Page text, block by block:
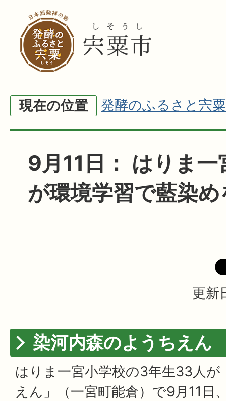
現在の位置 発酵のふるさと宍粟
9月11日： はりま
が環境学習で藍染
更新
染河内森のようちえん
はりま一宮小学校の3年生33人が
えん」（一宮町能倉）で9月11日